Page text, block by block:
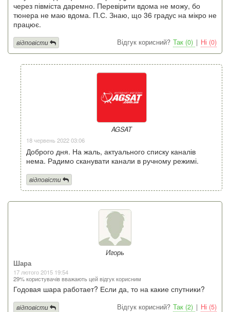
через півміста даремно. Перевірити вдома не можу, бо
тюнера не маю вдома. П.С. Знаю, що 36 градус на мікро не
працює.
Відгук корисний? Так (0) | Ні (0)
відповісти
AGSAT
18 червень 2022 03:06
Доброго дня. На жаль, актуального списку каналів
нема. Радимо сканувати канали в ручному режимі.
відповісти
Игорь
Шара
17 лютого 2015 19:54
29% користувачів вважають цей відгук корисним
Годовая шара работает? Если да, то на какие спутники?
Відгук корисний? Так (2) | Ні (5)
відповісти